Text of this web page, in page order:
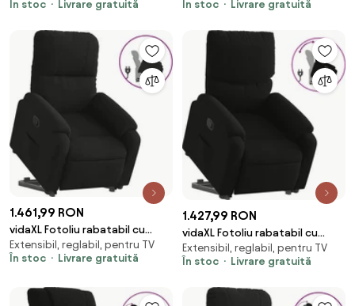
În stoc
Livrare gratuită
În stoc
Livrare gratuită
1.461,99 RON
vidaXL Fotoliu rabatabil cu
ridicare, negru, microfibră
Extensibil, reglabil, pentru TV
În stoc
Livrare gratuită
1.427,99 RON
vidaXL Fotoliu rabatabil cu
ridicare pe verticală, negru,
textil
Extensibil, reglabil, pentru TV
În stoc
Livrare gratuită